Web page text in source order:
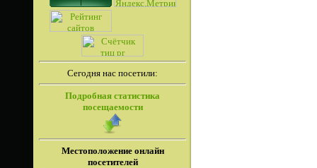
Сегодня нас посетили:
Подробная статистика
посещаемости
Местоположение онлайн
посетителей